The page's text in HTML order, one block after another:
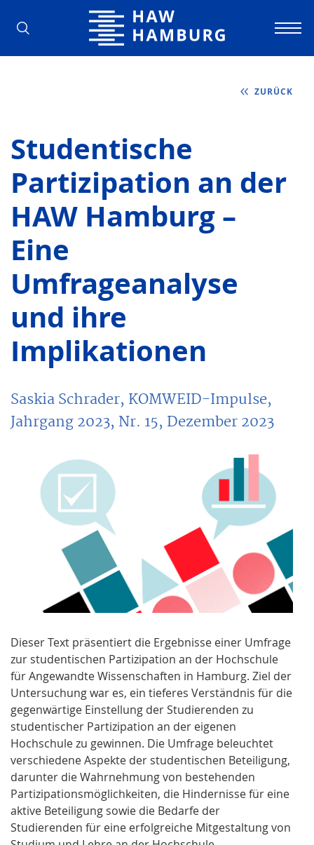
Hochschule für Angewandte
ZURÜCK
Studentische
Partizipation an der
HAW Hamburg –
Eine
Umfrageanalyse
und ihre
Implikationen
Saskia Schrader, KOMWEID-Impulse,
Jahrgang 2023, Nr. 15, Dezember 2023
Dieser Text präsentiert die Ergebnisse einer Umfrage
zur studentischen Partizipation an der Hochschule
für Angewandte Wissenschaften in Hamburg. Ziel der
Untersuchung war es, ein tieferes Verständnis für die
gegenwärtige Einstellung der Studierenden zu
studentischer Partizipation an der eigenen
Hochschule zu gewinnen. Die Umfrage beleuchtet
verschiedene Aspekte der studentischen Beteiligung,
darunter die Wahrnehmung von bestehenden
Partizipationsmöglichkeiten, die Hindernisse für eine
aktive Beteiligung sowie die Bedarfe der
Studierenden für eine erfolgreiche Mitgestaltung von